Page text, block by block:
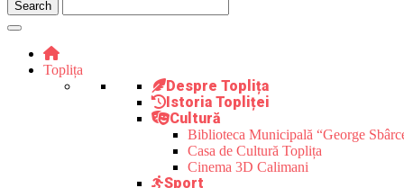
Toplița
Despre Toplița
Istoria Topliței
Cultură
Biblioteca Municipală “George
Casa de Cultură Toplița
Cinema 3D Calimani
Sport